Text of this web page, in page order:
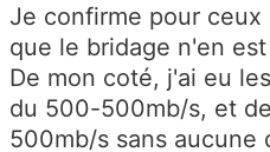
Je confirme pour ceux
que le bridage n'en
De mon coté, j'ai eu
du 500-500mb/s, et
500mb/s sans aucune